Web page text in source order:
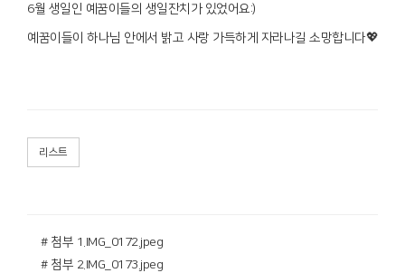
6월 생일인 예꿈이들의 생일잔치가 있었어요:)
예꿈이들이 하나님 안에서 밝고 사랑 가득하게 자라나길 소망합니다💖
리스트
# 첨부 1.IMG_0172.jpeg
# 첨부 2.IMG_0173.jpeg